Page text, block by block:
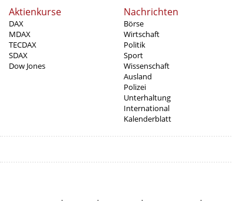
Aktienkurse
DAX
MDAX
TECDAX
SDAX
Dow Jones
Nachrichten
Börse
Wirtschaft
Politik
Sport
Wissenschaft
Ausland
Polizei
Unterhaltung
International
Kalenderblatt